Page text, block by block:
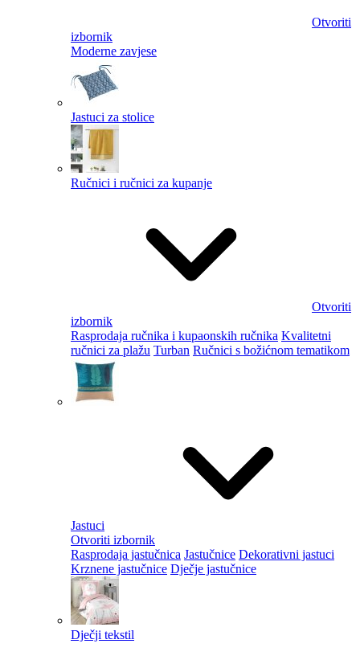
Otvoriti
izbornik
Moderne zavjese
Jastuci za stolice
Ručnici i ručnici za kupanje
Otvoriti
izbornik
Rasprodaja ručnika i kupaonskih ručnika Kvalitetni
ručnici za plažu Turban Ručnici s božićnom tematikom
Jastuci
Otvoriti izbornik
Rasprodaja jastučnica Jastučnice Dekorativni jastuci
Krznene jastučnice Dječje jastučnice
Dječji tekstil